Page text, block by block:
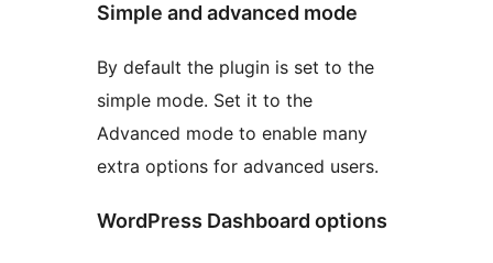
Simple and advanced mode
By default the plugin is set to the
simple mode. Set it to the
Advanced mode to enable many
extra options for advanced users.
WordPress Dashboard options